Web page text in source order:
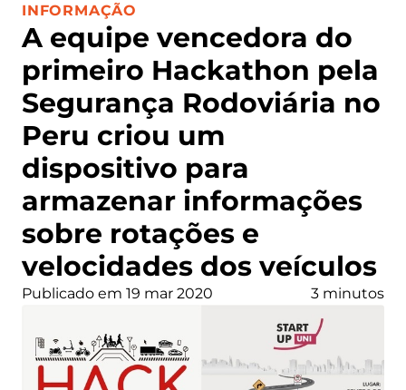
A equipe vencedora do
primeiro Hackathon pela
Segurança Rodoviária no
Peru criou um
dispositivo para
armazenar informações
sobre rotações e
velocidades dos veículos
CATEGORIA:
INFORMAÇÃO
Publicado em 19 mar 2020 3 minutos